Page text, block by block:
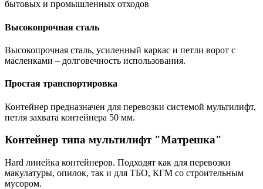
бытовых и промышленных отходов
Высокопрочная сталь
Высокопрочная сталь, усиленный каркас и петли ворот с
масленками – долговечность использования.
Простая транспортировка
Контейнер предназначен для перевозки системой мультилифт,
петля захвата контейнера 50 мм.
Контейнер типа мультилифт "Матрешка"
Hard линейка контейнеров. Подходят как для перевозки
макулатуры, опилок, так и для ТБО, КГМ со строительным
мусором.